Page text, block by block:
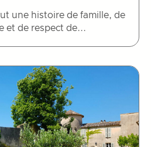
une histoire de famille, de
et de respect de...